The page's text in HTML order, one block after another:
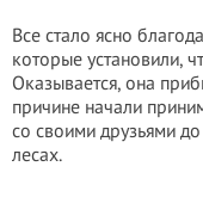
Все стало ясно
которые установили,
Оказывается, она
причине начали
со своими друзьями
лесах.